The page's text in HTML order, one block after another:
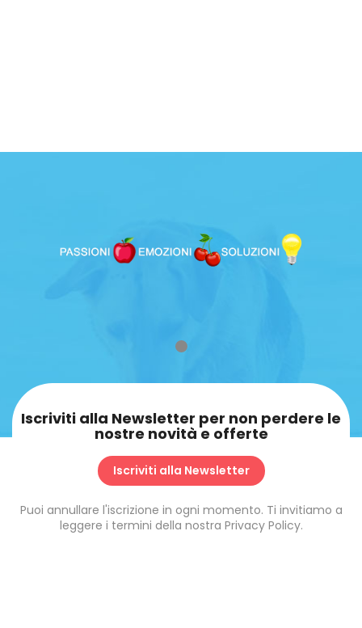
Iscriviti alla Newsletter per non perdere le
nostre novità e offerte
Iscriviti alla Newsletter
Puoi annullare l'iscrizione in ogni momento. Ti invitiamo a
leggere i termini della nostra Privacy Policy.